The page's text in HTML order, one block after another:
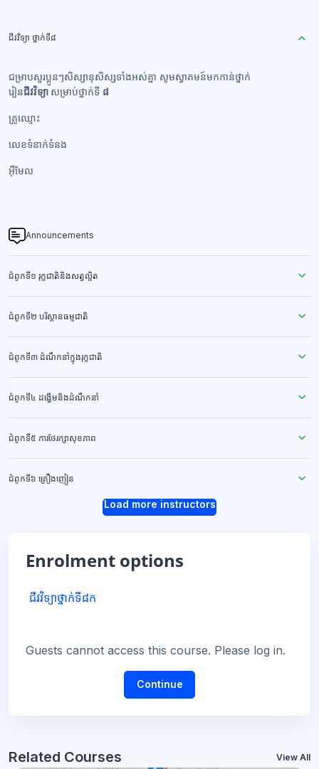
ជីវវិទ្យា ថ្នាក់ទី៨
ជម្រាបសួរប្អូនៗសិស្សានុសិស្សទាំងអស់គ្នា សូមស្វាគមន៍មកកាន់ថ្នាក់
រៀនជីវវិទ្យា សម្រាប់ថ្នាក់ទី ៨
គ្រូឈ្មោះ
លេខទំនាក់ទំនង​
អ៊ីមែល
Announcements
ជំពូកទី១ រុក្ខជាតិនិងសត្វល្អិត
ជំពូកទី២ បរិស្ថានធម្មជាតិ
ជំពូកទី៣ ដំណឹកនាំក្នុងរុក្ខជាតិ
ជំពូកទី៤ ដង្ហើមនិងដំណឹកនាំ
ជំពូកទី៥ ការថែរក្សាសុខភាព
ជំពូកទី៦ គ្រឿងញៀន
Load more instructors
Enrolment options
ជីវវិទ្យាថ្នាក់ទី៨ក
Guests cannot access this course. Please log in.
Continue
Related Courses View All